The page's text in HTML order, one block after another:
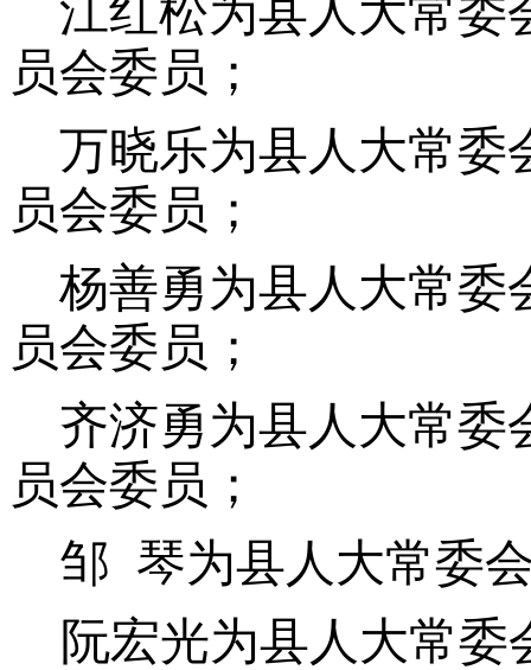
江红松为县人大常委
员会委员；
万晓乐为县人大常委
员会委员；
杨善勇为县人大常委
员会委员；
齐济勇为县人大常委
员会委员；
邹 琴为县人大常委
阮宏光为县人大常